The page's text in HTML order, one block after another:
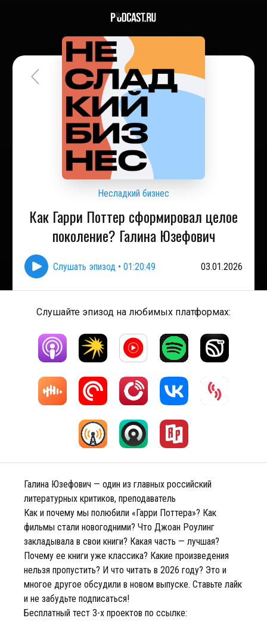
Несладкий бизнес
Как Гарри Поттер сформировал целое
поколение? Галина Юзефович
Слушать эпизод • 01:20:49 03.01.2026
Слушайте эпизод на любимых платформах:
Галина Юзефович — один из главных российский
литературных критиков, преподаватель
Как и почему мы полюбили «Гарри Поттера»? Как
фильмы стали новогодними? Что Джоан Роулинг
закладывала в свои книги? Какая часть — лучшая?
Почему ее книги уже классика? Какие произведения
нельзя пропустить? И что читать в 2026 году? Это и
многое другое обсудили в новом выпуске. Ставьте лайк
и не забудьте подписаться!
Бесплатный тест 3-х проектов по ссылке: